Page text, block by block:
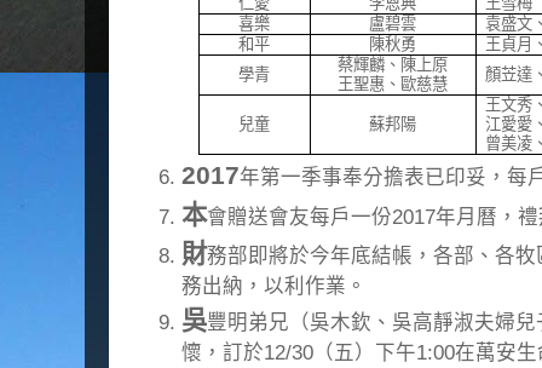
喜樂
盧碧雲
袁盛文
和平
陳秋勇
王貞月
學青
蔡輝麟、陳上原
王聖惠、歐慈慧
顏苙達
兒童 蘇邦陽
王文秀
江愛愛
曾美凌
2017年第一季事奉分擔表已印妥，每
本會贈送會友每戶一份2017年月曆，
財務部即將於今年底結帳，各部、各
務出納，以利作業。
吳豐明弟兄（吳木欽、吳高靜淑夫婦
懷，訂於12/30（五）下午1:00在萬安